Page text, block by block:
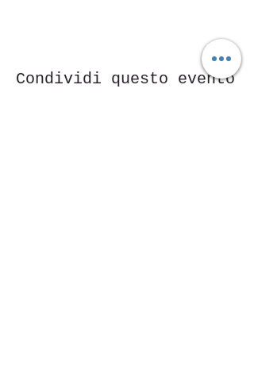
Condividi questo evento